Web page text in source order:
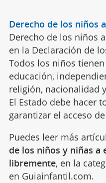
Derecho de los niños
Derecho de los niños
en la Declaración de
Todos los niños
educación,
religión, nacionalidad
El Estado debe hacer
garantizar el acceso
Puedes leer más
de los niños y niñas a
libremente, en la
en Guiainfantil.com.